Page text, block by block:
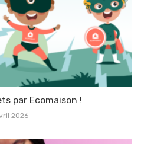
par Ecomaison !
2026